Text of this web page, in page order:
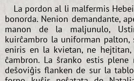
La pordon al li malfermis
bonorda. Nenion demandante,
manon de la maljunulo,
kuirĉambro la uniforman
eniris en la kvietan, ne
ĉambron. La ŝranko estis
deŝoviĝis flanken de sur la